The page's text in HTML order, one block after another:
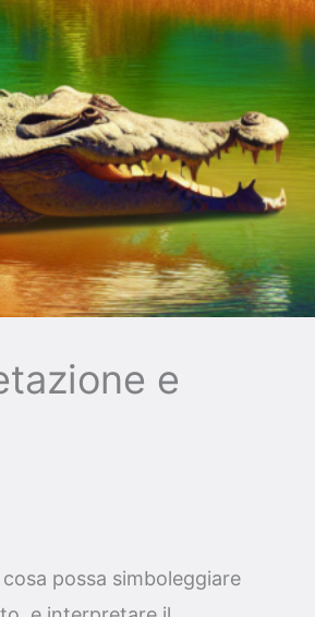
e
possa simboleggiare